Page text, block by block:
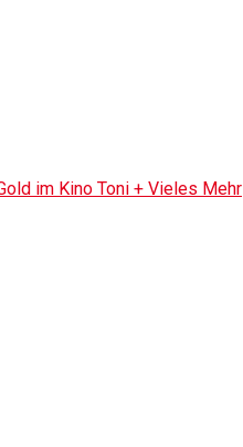
im Kino Toni + Vieles Mehr